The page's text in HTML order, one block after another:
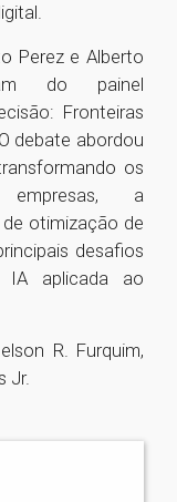
Perez e Alberto
do painel
Fronteiras
debate abordou
os
a
otimização de
desafios
IA aplicada ao
R. Furquim,
Jr.